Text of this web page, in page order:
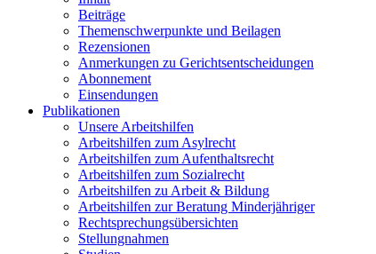
Beiträge
Themenschwerpunkte und Beilagen
Rezensionen
Anmerkungen zu Gerichtsentscheidungen
Abonnement
Einsendungen
Publikationen
Unsere Arbeitshilfen
Arbeitshilfen zum Asylrecht
Arbeitshilfen zum Aufenthaltsrecht
Arbeitshilfen zum Sozialrecht
Arbeitshilfen zu Arbeit & Bildung
Arbeitshilfen zur Beratung Minderjähriger
Rechtsprechungsübersichten
Stellungnahmen